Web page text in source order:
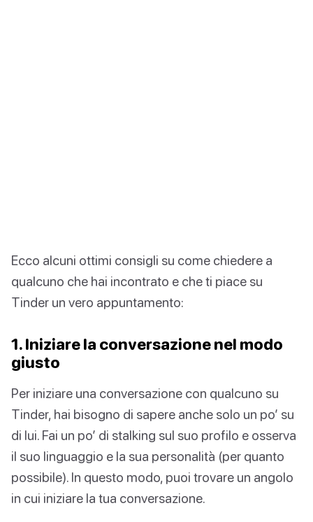
Ecco alcuni ottimi consigli su come chiedere a
qualcuno che hai incontrato e che ti piace su
Tinder un vero appuntamento:
1. Iniziare la conversazione nel modo
giusto
Per iniziare una conversazione con qualcuno su
Tinder, hai bisogno di sapere anche solo un po’ su
di lui. Fai un po’ di stalking sul suo profilo e osserva
il suo linguaggio e la sua personalità (per quanto
possibile). In questo modo, puoi trovare un angolo
in cui iniziare la tua conversazione.